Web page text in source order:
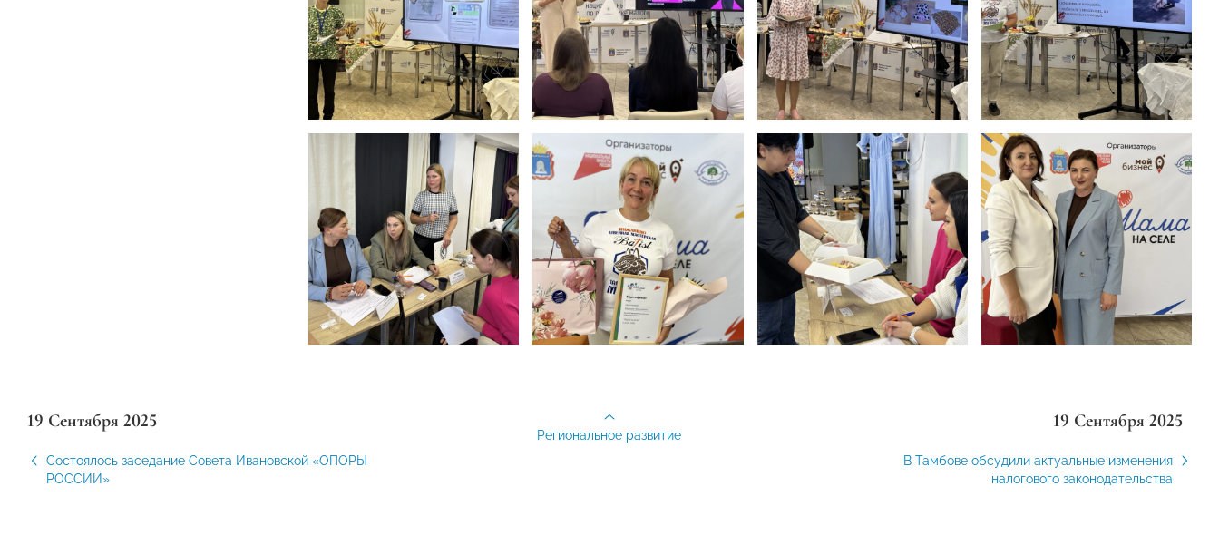
19 Сентября 2025
Состоялось заседание Совета Ивановской «ОПОРЫ
РОССИИ»
19 Сентября 2025
В Тамбове обсудили актуальные изменения
налогового законодательства
Региональное развитие